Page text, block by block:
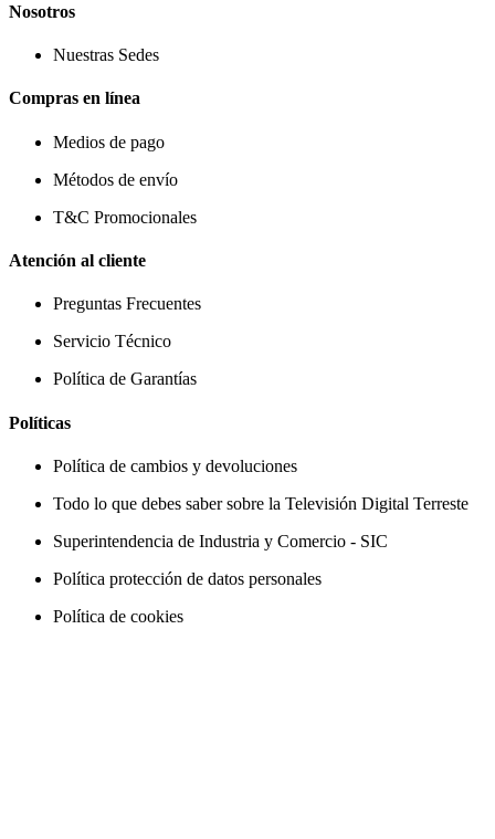
Nosotros
Nuestras Sedes
Compras en línea
Medios de pago
Métodos de envío
T&C Promocionales
Atención al cliente
Preguntas Frecuentes
Servicio Técnico
Política de Garantías
Políticas
Política de cambios y devoluciones
Todo lo que debes saber sobre la Televisión Digital Terreste
Superintendencia de Industria y Comercio - SIC
Política protección de datos personales
Política de cookies